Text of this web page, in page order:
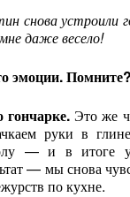
снова устроили
даже весело!
эмоции. Помните?
гончарке.Это же
руки в
— и в итоге у
— мы снова
по кухне.